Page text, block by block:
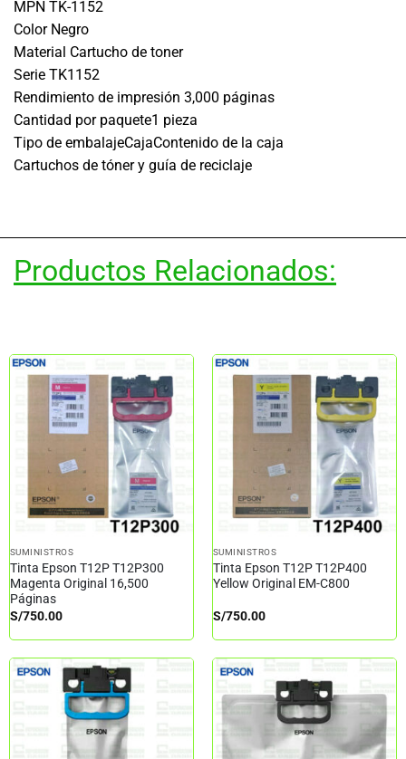
MPN TK-1152
Color Negro
Material Cartucho de toner
Serie TK1152
Rendimiento de impresión 3,000 páginas
Cantidad por paquete1 pieza
Tipo de embalajeCajaContenido de la caja
Cartuchos de tóner y guía de reciclaje
Productos Relacionados:
SUMINISTROS
Tinta Epson T12P T12P300
Magenta Original 16,500
Páginas
S/750.00
SUMINISTROS
Tinta Epson T12P T12P400
Yellow Original EM-C800
S/750.00